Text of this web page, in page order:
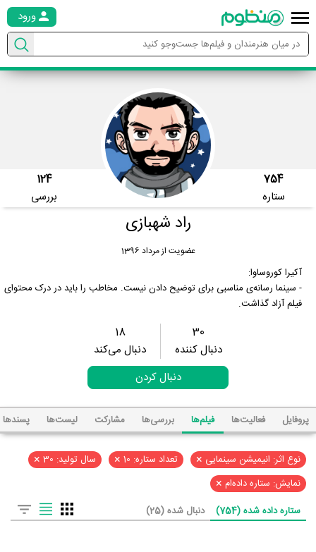
ورود
754
ستاره
124
بررسی
راد شهبازی
عضویت از مرداد 1396
آکیرا کوروساوا:
- سینما رسانه‌ی مناسبی برای توضیح دادن نیست. مخاطب را باید در درک محتوای
فیلم آزاد گذاشت.
30
دنبال کننده
18
دنبال می‌کند
دنبال کردن
پروفایل فعالیت‌ها فیلم‌ها بررسی‌ها مشارکت لیست‌ها پسند‌ها
نوع اثر: انیمیشن سینمایی × تعداد ستاره: 10 × سال تولید: 30 ×
نمایش: ستاره داده‌ام ×
ستاره داده شده (754) دنبال شده (25)